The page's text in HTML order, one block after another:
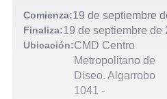
Comienza:19 de septiembre
Finaliza:19 de septiembre de
Ubicación:CMD Centro
Metropolitano de
Diseo. Algarrobo
1041 -